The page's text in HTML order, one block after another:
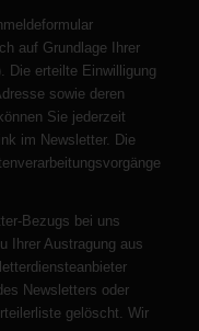
auf Grundlage Ihrer
Die erteilte Einwilligung
sowie deren
Sie jederzeit
im Newsletter. Die
Bezugs bei uns
Ihrer Austragung aus
Newsletters oder
gelöscht. Wir